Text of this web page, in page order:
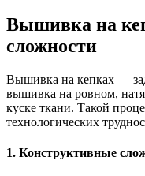
Вышивка на
сложности
Вышивка на кепках —
вышивка на ровном,
куске ткани. Такой
технологических
1. Конструктивные